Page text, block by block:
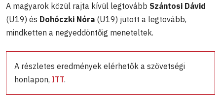
A magyarok közül rajta kívül legtovább Szántosi Dávid
(U19) és Dohóczki Nóra (U19) jutott a legtovább,
mindketten a negyeddöntőig meneteltek.
A részletes eredmények elérhetők a szövetségi
honlapon, ITT.